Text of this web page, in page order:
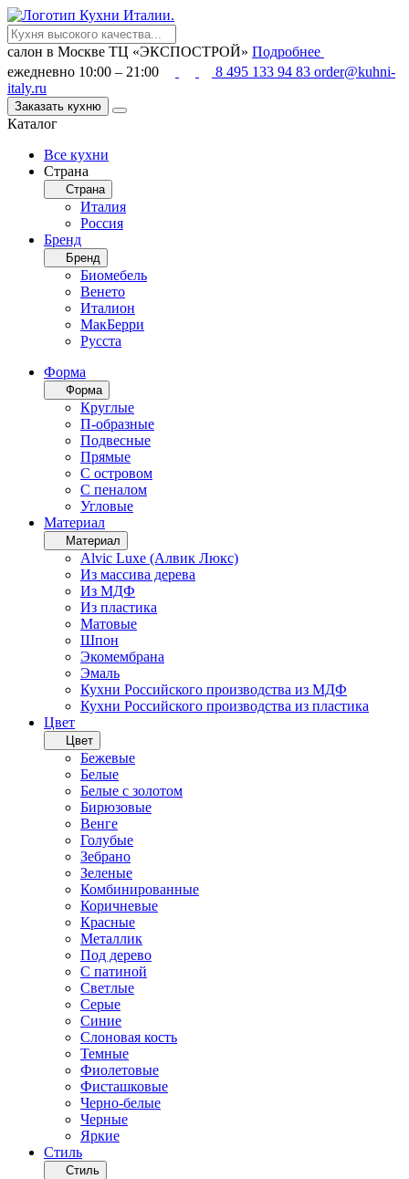
салон в Москве ТЦ «ЭКСПОСТРОЙ» Подробнее
ежедневно 10:00 – 21:00
8 495 133 94 83 order@kuhni-
italy.ru
Заказать кухню
Каталог
Все кухни
Страна
Страна
Италия
Россия
Бренд
Бренд
Биомебель
Венето
Италион
МакБерри
Русста
Форма
Форма
Круглые
П-образные
Подвесные
Прямые
С островом
С пеналом
Угловые
Материал
Материал
Alvic Luxe (Алвик Люкс)
Из массива дерева
Из МДФ
Из пластика
Матовые
Шпон
Экомембрана
Эмаль
Кухни Российского производства из МДФ
Кухни Российского производства из пластика
Цвет
Цвет
Бежевые
Белые
Белые с золотом
Бирюзовые
Венге
Голубые
Зебрано
Зеленые
Комбинированные
Коричневые
Красные
Металлик
Под дерево
С патиной
Светлые
Серые
Синие
Слоновая кость
Темные
Фиолетовые
Фисташковые
Черно-белые
Черные
Яркие
Стиль
Стиль